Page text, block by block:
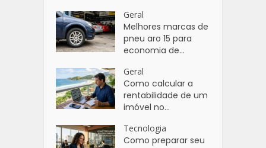
Geral
Melhores marcas de
pneu aro 15 para
economia de...
Geral
Como calcular a
rentabilidade de um
imóvel no...
Tecnologia
Como preparar seu